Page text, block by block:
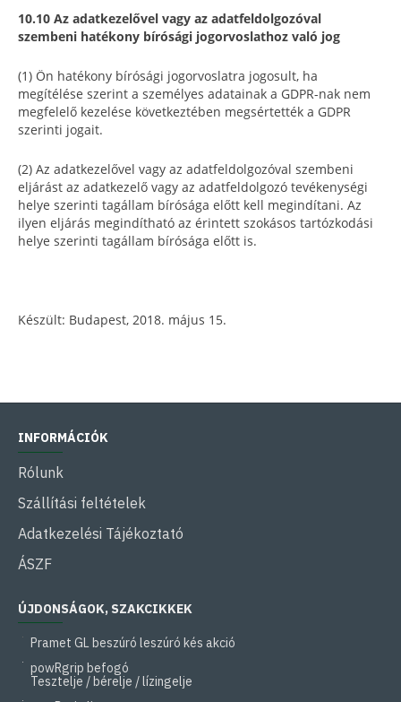
10.10 Az adatkezelővel vagy az adatfeldolgozóval
szembeni hatékony bírósági jogorvoslathoz való jog
(1) Ön hatékony bírósági jogorvoslatra jogosult, ha
megítélése szerint a személyes adatainak a GDPR-nak nem
megfelelő kezelése következtében megsértették a GDPR
szerinti jogait.
(2) Az adatkezelővel vagy az adatfeldolgozóval szembeni
eljárást az adatkezelő vagy az adatfeldolgozó tevékenységi
helye szerinti tagállam bírósága előtt kell megindítani. Az
ilyen eljárás megindítható az érintett szokásos tartózkodási
helye szerinti tagállam bírósága előtt is.
Készült: Budapest, 2018. május 15.
INFORMÁCIÓK
Rólunk
Szállítási feltételek
Adatkezelési Tájékoztató
ÁSZF
ÚJDONSÁGOK, SZAKCIKKEK
Pramet GL beszúró leszúró kés akció
powRgrip befogó
Tesztelje / bérelje / lízingelje